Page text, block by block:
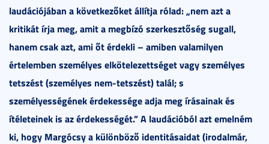
laudációjában a következőket állítja rólad: „nem azt a
kritikát írja meg, amit a megbízó szerkesztőség sugall,
hanem csak azt, ami őt érdekli – amiben valamilyen
értelemben személyes elkötelezettséget vagy személyes
tetszést (személyes nem-tetszést) talál; s
személyességének érdekessége adja meg írásainak és
ítéleteinek is az érdekességét.” A laudációból azt emelném
ki, hogy Margócsy a különböző identitásaidat (irodalmár,